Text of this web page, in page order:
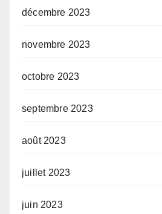
décembre 2023
novembre 2023
octobre 2023
septembre 2023
août 2023
juillet 2023
juin 2023